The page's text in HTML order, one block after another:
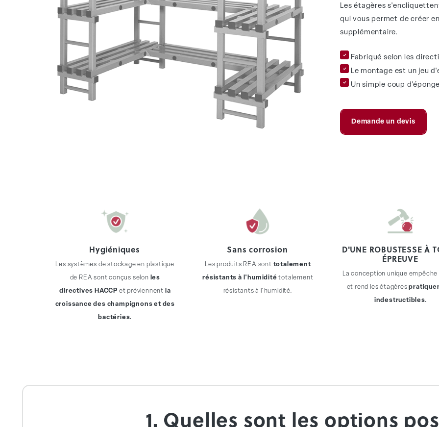
Les étagères
qui vous permet de créer
supplémentaire.
Fabriqué selon les
Le montage est un jeu
Un simple coup
Demande un devis
Hygiéniques
Les systèmes de stockage en plastique
de REA sont conçus selon les
directives HACCP et préviennent la
croissance des champignons et des
bactéries.
Sans corrosion
Les produits REA sont totalement
résistants à l'humidité totalement
résistants à l'humidité.
D'UNE ROBUSTESSE À
ÉPREUVE
La conception unique empêche
et rend les étagères
indestructibles.
1. Quelles sont les options